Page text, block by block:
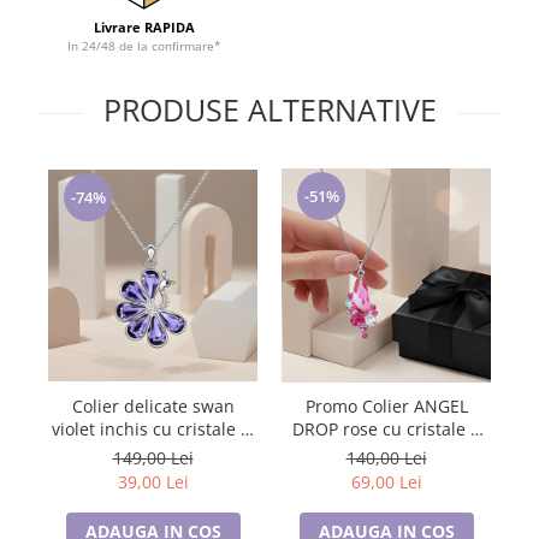
Tricouri de cuplu Valentine's Day
Valentine's Day
Cadouri pentru Nasi si Fini
Cadouri pentru Mama
Cadouri pentru profesori sau absolventi
Cadouri Back to school
Cadouri de Paște
Cadouri Traditionale Romanesti
Cadouri pentru CUPLU El & Ea
Cadouri GRAVIDE
Cadouri pentru sportivi
Cadouri Pensionare
Cadouri Colegi, sefi sau angajati
Livrare RAPIDA
In 24/48 de la confirmare*
PRODUSE ALTERNATIVE
-74%
Colier delicate swan
violet inchis cu cristale si
placat cu aur
149,00 Lei
39,00 Lei
ADAUGA IN COS
-51%
Promo Colier ANGEL
DROP rose cu cristale +
cercei asortati CADOU
140,00 Lei
69,00 Lei
ADAUGA IN COS